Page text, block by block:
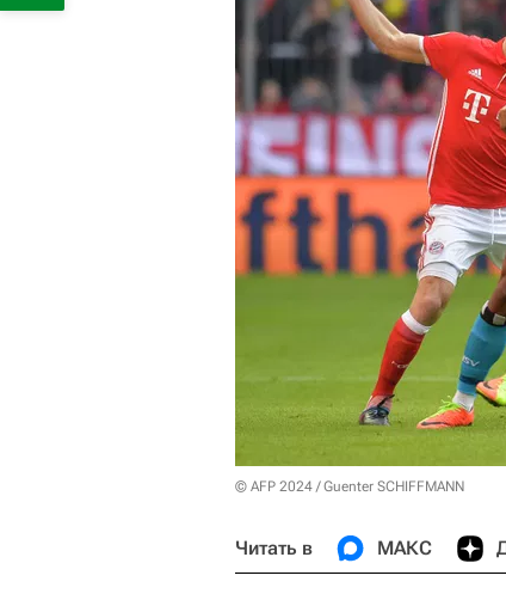
© AFP 2024 / Guenter SCHIFFMANN
Читать в МАКС